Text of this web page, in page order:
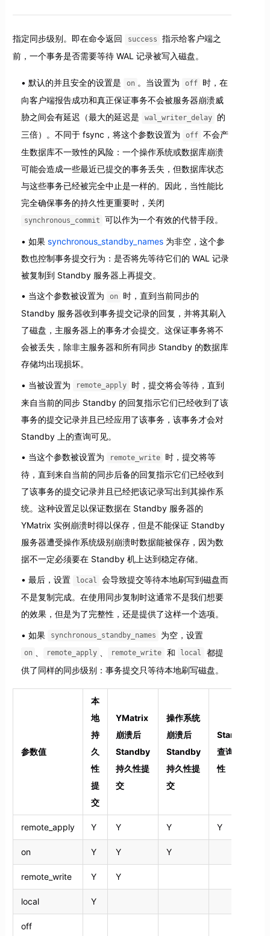
指定同步级别。即在命令返回 success
指示给客户端之
前，一个事务是否需要等待 WAL 记录被写入磁盘。
默认的并且安全的设置是 on 。当设置为 off
时，在
向客户端报告成功和真正保证事务不会被服务器崩溃威
胁之间会有延迟（最大的延迟是
wal_writer_delay
的
三倍）。不同于 fsync，将这个参数设置为
off
不会产
生数据库不一致性的风险：一个操作系统或数据库崩溃
可能会造成一些最近已提交的事务丢失，但数据库状态
与这些事务已经被完全中止是一样的。因此，当性能比
完全确保事务的持久性更重要时，关闭
synchronous_commit 可以作为一个有效的代替手段。
如果 synchronous_standby_names为非空，这个参
数也控制事务提交行为：是否将先等待它们的 WAL 记录
被复制到 Standby 服务器上再提交。
当这个参数被设置为 on
时，直到当前同步的
Standby 服务器收到事务提交记录的回复，并将其刷入
了磁盘，主服务器上的事务才会提交。这保证事务将不
会被丢失，除非主服务器和所有同步 Standby 的数据库
存储均出现损坏。
当被设置为 remote_apply
时，提交将会等待，直到
来自当前的同步 Standby 的回复指示它们已经收到了该
事务的提交记录并且已经应用了该事务，该事务才会对
Standby 上的查询可见。
当这个参数被设置为 remote_write
时，提交将等
待，直到来自当前的同步后备的回复指示它们已经收到
了该事务的提交记录并且已经把该记录写出到其操作系
统。这种设置足以保证数据在 Standby 服务器的
YMatrix 实例崩溃时得以保存，但是不能保证 Standby
服务器遭受操作系统级别崩溃时数据能被保存，因为数
据不一定必须要在 Standby 机上达到稳定存储。
最后，设置 local
会导致提交等待本地刷写到磁盘而
不是复制完成。在使用同步复制时这通常不是我们想要
的效果，但是为了完整性，还是提供了这样一个选项。
如果 synchronous_standby_names 为空，设置
on remote_apply remote_write 和 local
都提
供了同样的同步级别：事务提交只等待本地刷写磁盘。
参数值
本
地
持
久
性
提
交
YMatrix
崩溃后
Standby
持久性提
交
操作系统
崩溃后
Standby
持久性提
交
Standby
查询一致
性
remote_apply Y Y Y Y
on Y Y Y
remote_write Y Y
local Y
off